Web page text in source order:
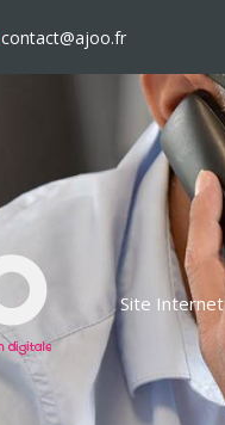
contact@ajoo.fr
Site Internet